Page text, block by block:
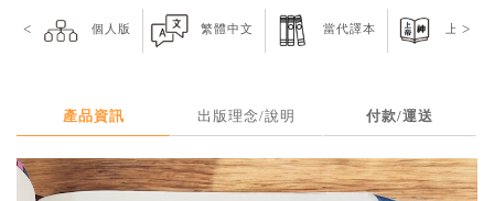
禮品專區
暢銷榜
中文二手書
英文二手書
個人版 繁體中文 當代譯本 上帝版
< >
產品資訊 出版理念/說明 付款/運送